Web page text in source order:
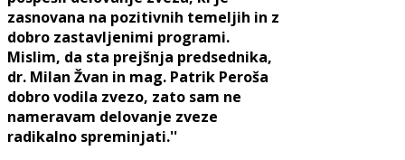
zasnovana na pozitivnih temeljih in z
dobro zastavljenimi programi.
Mislim, da sta prejšnja predsednika,
dr. Milan Žvan in mag. Patrik Peroša
dobro vodila zvezo, zato sam ne
nameravam delovanje zveze
radikalno spreminjati.''